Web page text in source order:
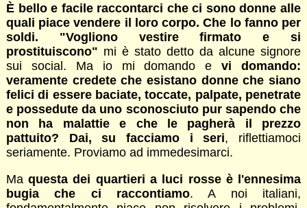
È bello e facile raccontarci che ci sono donne alle
quali piace vendere il loro corpo. Che lo fanno per
soldi. "Vogliono vestire firmato e si
prostituiscono" mi è stato detto da alcune signore
sui social. Ma io mi domando evi domando:
veramente credete che esistano donne che siano
felici di essere baciate, toccate, palpate, penetrate
e possedute da uno sconosciuto pur sapendo che
non ha malattie e che le pagherà il prezzo
pattuito? Dai, su facciamo i seri, riflettiamoci
seriamente. Proviamo ad immedesimarci.
Maquesta dei quartieri a luci rosse è l'ennesima
bugia che ci raccontiamo. A noi italiani,